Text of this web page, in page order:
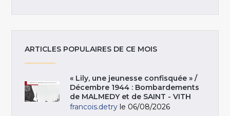
ARTICLES POPULAIRES DE CE MOIS
« Lily, une jeunesse confisquée » /
Décembre 1944 : Bombardements
de MALMEDY et de SAINT - VITH
francois.detry le 06/08/2026